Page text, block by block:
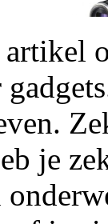
artikel
je